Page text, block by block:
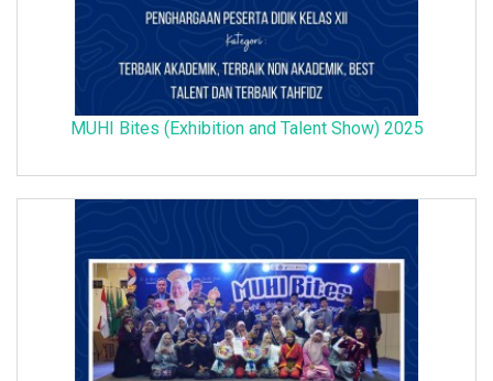
MUHI Bites (Exhibition and Talent Show) 2025